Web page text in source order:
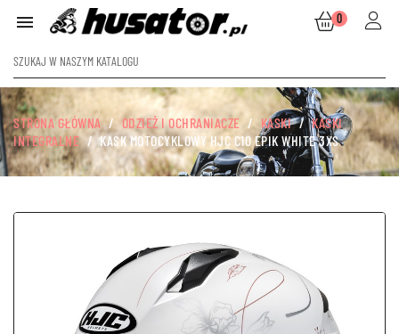
 0
STRONA GŁÓWNA ODZIEŻ I OCHRANIACZE KASKI
KASKI
INTEGRALNE
KASK MOTOCYKLOWY HJC C10 EPIK WHITE 3XS